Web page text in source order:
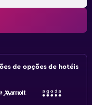
de opções de hotéis